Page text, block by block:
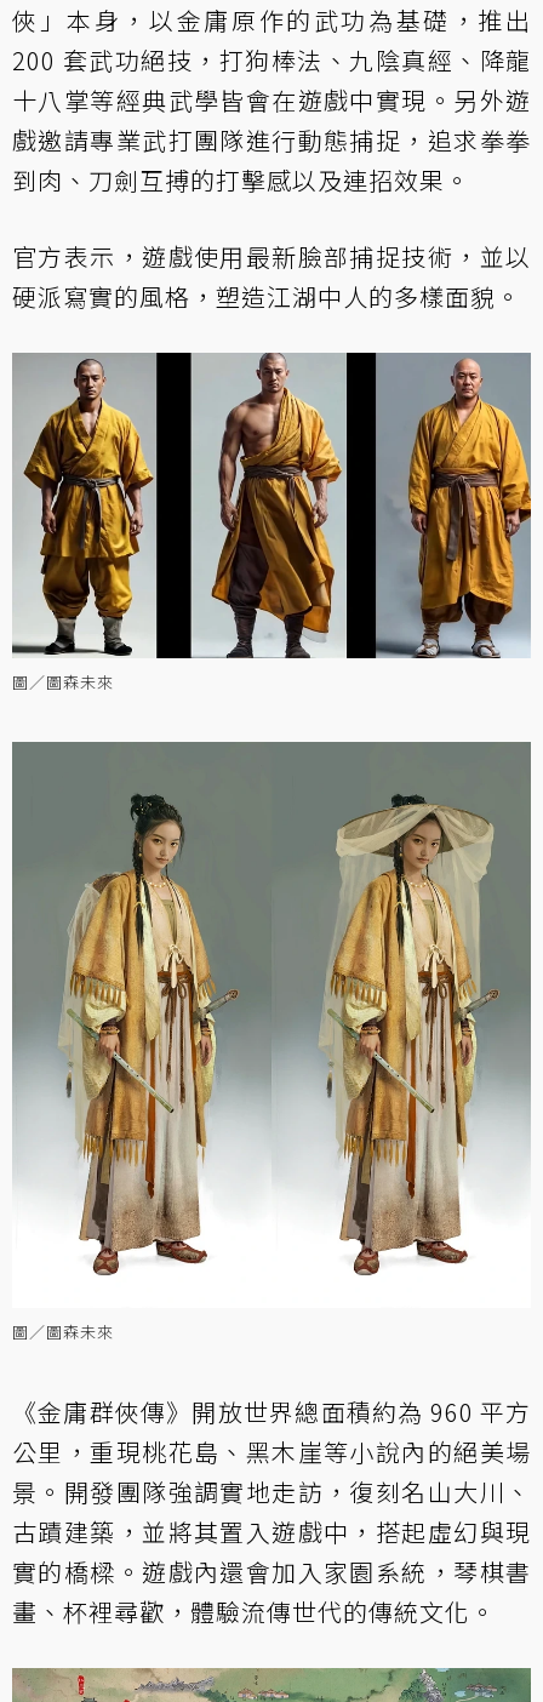
俠」本身，以金庸原作的武功為基礎，推出
200 套武功絕技，打狗棒法、九陰真經、降龍
十八掌等經典武學皆會在遊戲中實現。另外遊
戲邀請專業武打團隊進行動態捕捉，追求拳拳
到肉、刀劍互搏的打擊感以及連招效果。
官方表示，遊戲使用最新臉部捕捉技術，並以
硬派寫實的風格，塑造江湖中人的多樣面貌。
圖／圖森未來
圖／圖森未來
《金庸群俠傳》開放世界總面積約為 960 平方
公里，重現桃花島、黑木崖等小說內的絕美場
景。開發團隊強調實地走訪，復刻名山大川、
古蹟建築，並將其置入遊戲中，搭起虛幻與現
實的橋樑。遊戲內還會加入家園系統，琴棋書
畫、杯裡尋歡，體驗流傳世代的傳統文化。